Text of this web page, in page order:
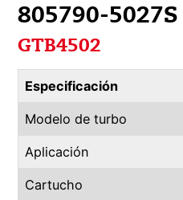
805790-5027S
GTB4502
Especificación
Modelo de turbo
Aplicación
Cartucho